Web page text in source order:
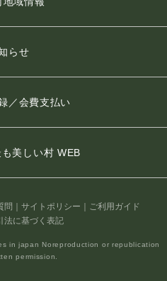
らせ
／会費支払い
美しい村 WEB
問 サイトポリシー
ご利用ガイド
法に基づく表記
in japan Noreproduction or republication
permission.